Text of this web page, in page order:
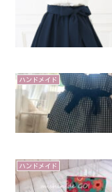
ハンドメイド
ハンドメイド